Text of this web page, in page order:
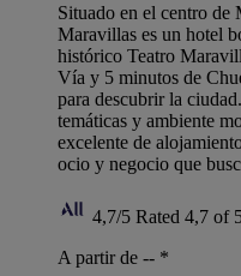
Situado en el centro
Maravillas es un hotel
histórico Teatro
Vía y 5 minutos de
para descubrir la
temáticas y ambiente
excelente de
ocio y negocio que
4,7/5 Rated 4,7 of
A partir de -- *